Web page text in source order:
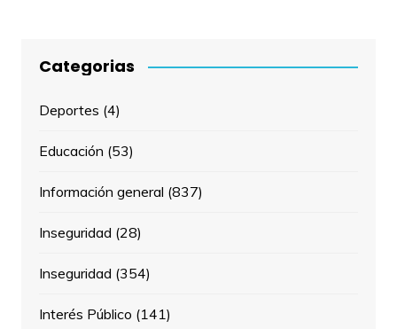
Categorias
Deportes (4)
Educación (53)
Información general (837)
Inseguridad (28)
Inseguridad (354)
Interés Público (141)